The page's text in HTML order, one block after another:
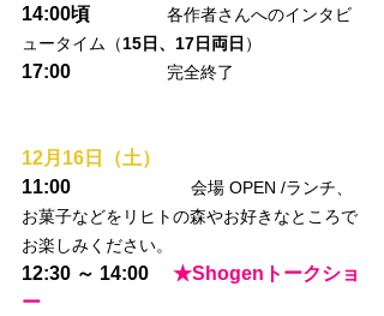
14:00頃
各作者さんへのインタビ
ュータイム（15日、17日両日 ）
17:00 完全終了
12月16日（土）
11:00
会場 OPEN /ランチ、
お菓子などをリヒトの森やお好きなところで
お楽しみください。
12:30 ～ 14:00
★Shogenトークショ
ー